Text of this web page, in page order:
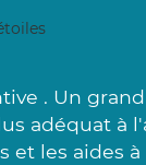
. Un
adéquat à
et les aides